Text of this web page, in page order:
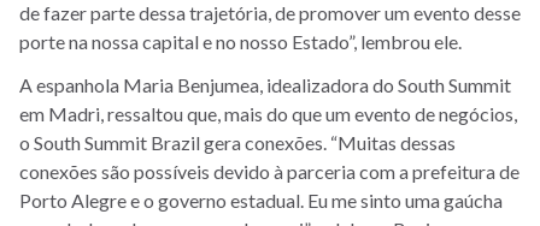
de fazer parte dessa trajetória, de promover um evento desse
porte na nossa capital e no nosso Estado”, lembrou ele.
A espanhola Maria Benjumea, idealizadora do South Summit
em Madri, ressaltou que, mais do que um evento de negócios,
o South Summit Brazil gera conexões. “Muitas dessas
conexões são possíveis devido à parceria com a prefeitura de
Porto Alegre e o governo estadual. Eu me sinto uma gaúcha